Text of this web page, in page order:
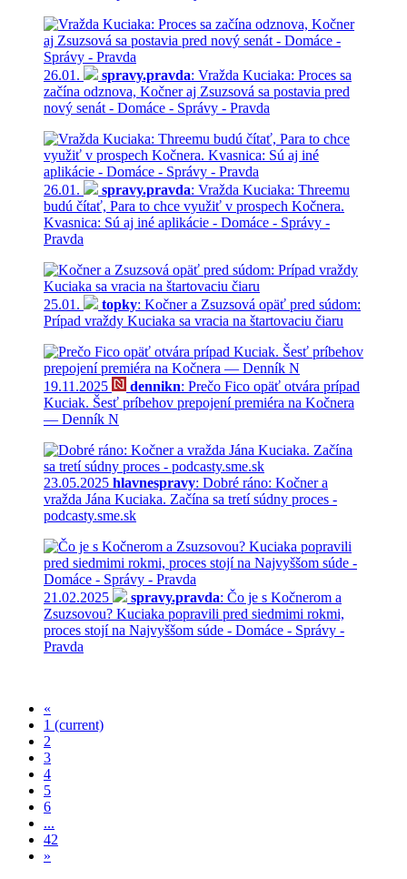
26.01. spravy.pravda: Vražda Kuciaka: Proces sa
začína odznova, Kočner aj Zsuzsová sa postavia pred
nový senát - Domáce - Správy - Pravda
26.01. spravy.pravda: Vražda Kuciaka: Threemu
budú čítať, Para to chce využiť v prospech Kočnera.
Kvasnica: Sú aj iné aplikácie - Domáce - Správy -
Pravda
25.01. topky: Kočner a Zsuzsová opäť pred súdom:
Prípad vraždy Kuciaka sa vracia na štartovaciu čiaru
19.11.2025 dennikn: Prečo Fico opäť otvára prípad
Kuciak. Šesť príbehov prepojení premiéra na Kočnera
— Denník N
23.05.2025 hlavnespravy: Dobré ráno: Kočner a
vražda Jána Kuciaka. Začína sa tretí súdny proces -
podcasty.sme.sk
21.02.2025 spravy.pravda: Čo je s Kočnerom a
Zsuzsovou? Kuciaka popravili pred siedmimi rokmi,
proces stojí na Najvyššom súde - Domáce - Správy -
Pravda
«
1 (current)
2
3
4
5
6
...
42
»